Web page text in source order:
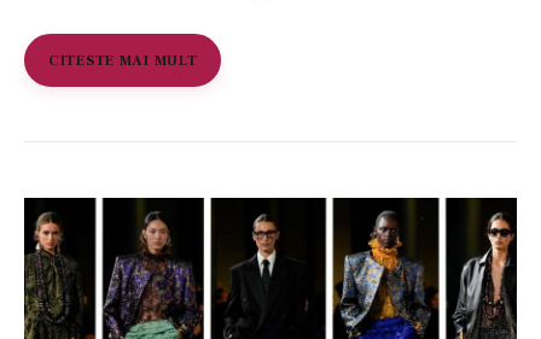
CITESTE MAI MULT